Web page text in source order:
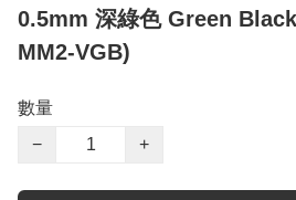
0.5mm 深綠色 Green
MM2-VGB)
數量
−
+